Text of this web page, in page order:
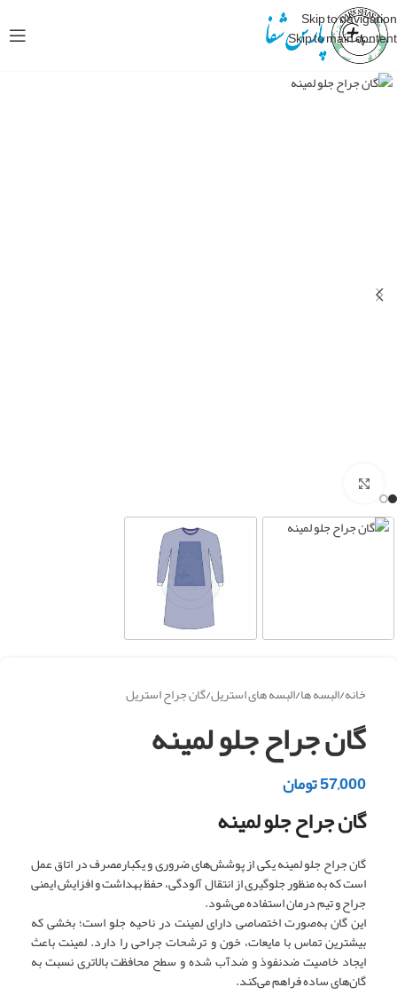
Skip to navigation
Skip to main content
خانه/البسه ها/البسه های استریل/گان جراح استریل
گان جراح جلو لمینه
57,000تومان
گان جراح جلو لمینه
گان جراح جلو لمینه یکی از پوشش‌های ضروری و یکبارمصرف در اتاق عمل
است که به منظور جلوگیری از انتقال آلودگی، حفظ بهداشت و افزایش ایمنی
جراح و تیم درمان استفاده می‌شود.
این گان به‌صورت اختصاصی دارای لمینت در ناحیه جلو است؛ بخشی که
بیشترین تماس با مایعات، خون و ترشحات جراحی را دارد. لمینت باعث
ایجاد خاصیت ضدنفوذ و ضدآب شده و سطح محافظت بالاتری نسبت به
گان‌های ساده فراهم می‌کند.